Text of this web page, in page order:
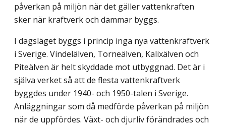
påverkan på miljön när det gäller vattenkraften
sker när kraftverk och dammar byggs.
I dagsläget byggs i princip inga nya vattenkraftverk
i Sverige. Vindelälven, Torneälven, Kalixälven och
Piteälven är helt skyddade mot utbyggnad. Det är i
själva verket så att de flesta vattenkraftverk
byggdes under 1940- och 1950-talen i Sverige.
Anläggningar som då medförde påverkan på miljön
när de uppfördes. Växt- och djurliv förändrades och